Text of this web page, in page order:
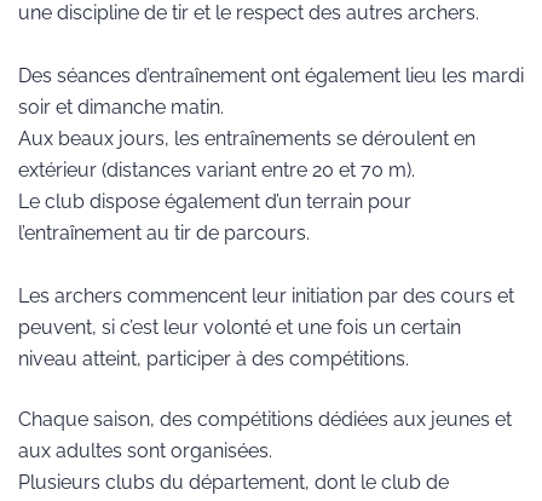
une discipline de tir et le respect des autres archers.
Des séances d’entraînement ont également lieu les mardi
soir et dimanche matin.
Aux beaux jours, les entraînements se déroulent en
extérieur (distances variant entre 20 et 70 m).
Le club dispose également d’un terrain pour
l’entraînement au tir de parcours.
Les archers commencent leur initiation par des cours et
peuvent, si c’est leur volonté et une fois un certain
niveau atteint, participer à des compétitions.
Chaque saison, des compétitions dédiées aux jeunes et
aux adultes sont organisées.
Plusieurs clubs du département, dont le club de